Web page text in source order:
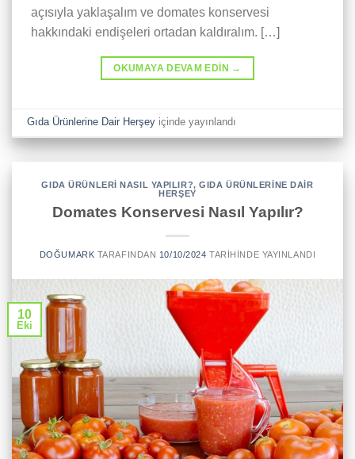
açısıyla yaklaşalım ve domates konservesi
hakkındaki endişeleri ortadan kaldıralım. […]
OKUMAYA DEVAM EDIN →
Gıda Ürünlerine Dair Herşey içinde yayınlandı
GIDA ÜRÜNLERI NASIL YAPILIR?,GIDA ÜRÜNLERINE DAIR
HERŞEY
Domates Konservesi Nasıl Yapılır?
DOĞUMARK TARAFINDAN 10/10/2024 TARIHINDE YAYINLANDI
10
Eki